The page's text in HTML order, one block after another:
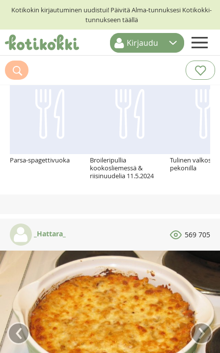
Kotikokin kirjautuminen uudistui! Päivitä Alma-tunnuksesi Kotikokki-
tunnukseen täällä
ETUSIVU
RESEPTIHAKU
Kirjaudu
Suosittelemme myös
Parsa-spagettivuoka
Broileripullia
kookosliemessä &
riisinuudelia 11.5.2024
Tulinen
pekonilla
_Hattara_ 569 705
‹ ›